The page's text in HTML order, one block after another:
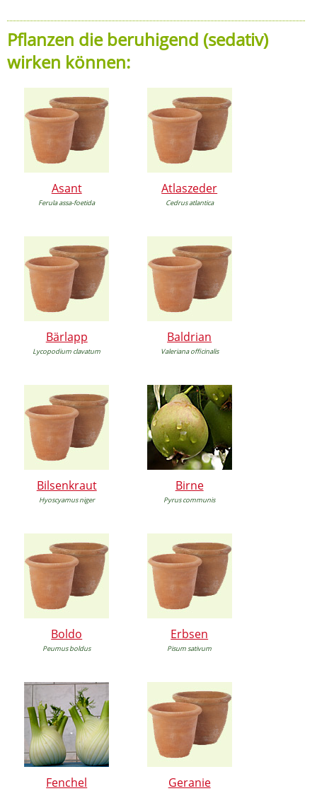
Pflanzen die beruhigend (sedativ)
wirken können:
Asant
Ferula assa-foetida
Atlaszeder
Cedrus atlantica
Bärlapp
Lycopodium clavatum
Baldrian
Valeriana officinalis
Bilsenkraut
Hyoscyamus niger
Birne
Pyrus communis
Boldo
Peumus boldus
Erbsen
Pisum sativum
Fenchel Geranie